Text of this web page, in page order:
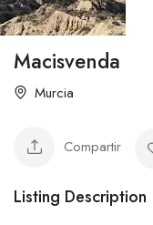
Macisvenda
Murcia
Compartir
Listing Description